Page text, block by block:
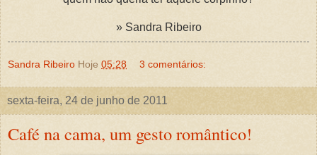
» Sandra Ribeiro
Sandra Ribeiro Hoje 05:28 3 comentários:
sexta-feira, 24 de junho de 2011
Café na cama, um gesto romântico!